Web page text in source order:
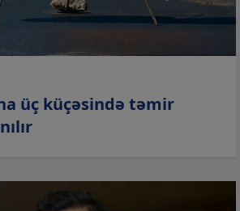
üç küçəsində təmir